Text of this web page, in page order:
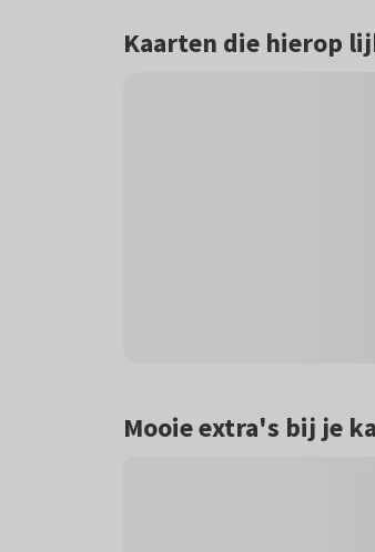
Kaarten die hierop
Mooie extra's bij je